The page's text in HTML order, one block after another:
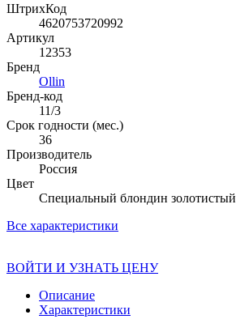
ШтрихКод
4620753720992
Артикул
12353
Бренд
Ollin
Бренд-код
11/3
Срок годности (мес.)
36
Производитель
Россия
Цвет
Специальный блондин золотистый
Все характеристики
ВОЙТИ И УЗНАТЬ ЦЕНУ
Описание
Характеристики